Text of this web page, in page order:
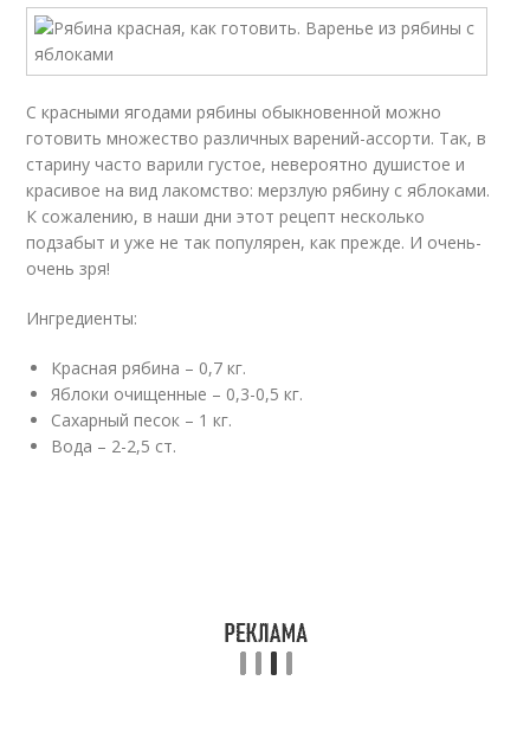
С красными ягодами рябины обыкновенной можно
готовить множество различных варений-ассорти. Так, в
старину часто варили густое, невероятно душистое и
красивое на вид лакомство: мерзлую рябину с яблоками.
К сожалению, в наши дни этот рецепт несколько
подзабыт и уже не так популярен, как прежде. И очень-
очень зря!
Ингредиенты:
Красная рябина – 0,7 кг.
Яблоки очищенные – 0,3-0,5 кг.
Сахарный песок – 1 кг.
Вода – 2-2,5 ст.